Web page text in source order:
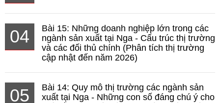
04
Bài 15: Những doanh nghiệp lớn trong các
ngành sản xuất tại Nga - Cấu trúc thị trường
và các đối thủ chính (Phân tích thị trường
cập nhật đến năm 2026)
05
Bài 14: Quy mô thị trường các ngành sản
xuất tại Nga - Những con số đáng chú ý cho